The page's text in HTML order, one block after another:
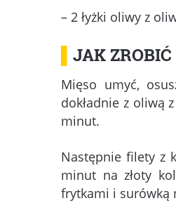
– 2 łyżki oliwy z
JAK
Mięso umyć,
dokładnie z oliwą
minut.
Następnie filety z
minut na złoty
frytkami i surówką